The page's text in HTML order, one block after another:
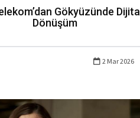
Gökyüzünde Dijital
Dönüşüm
2 Mar 2026